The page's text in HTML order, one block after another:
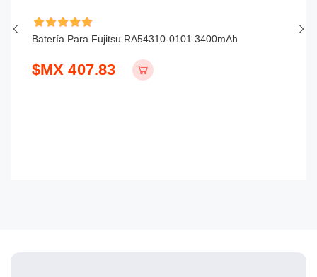
Batería Para Fujitsu RA54310-0101 3400mAh
$MX 407.83